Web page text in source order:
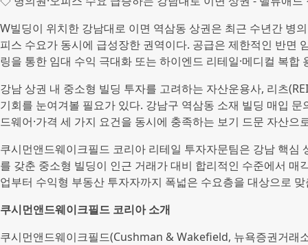
W빌딩이 위치한 강남대로 이면 역삼동 상권은 최근 수년간 병
피스 수요가 동시에 급성장한 권역이다. 공급은 제한적인 반면
링을 통한 임대 수익 극대화 또는 하이엔드 리테일·메디컬 복
강남 상권 내 중소형 빌딩 투자를 고려하는 자산운용사, 리츠
기회를 눈여겨볼 필요가 있다. 강남구 역삼동 소재 빌딩 매입
드웨어·가격 세 가지 요건을 동시에 충족하는 보기 드문 자산으
쿠시먼앤드웨이크필드 코리아 리테일 투자자문팀은 강남 핵
를 갖춘 중소형 빌딩이 인근 거래가 대비 합리적인 수준에서
업부터 수익형 부동산 투자자까지 폭넓은 수요층을 대상으로
쿠시먼앤드웨이크필드 코리아 소개
쿠시먼앤드웨이크필드(Cushman & Wakefield, 뉴욕증권거래